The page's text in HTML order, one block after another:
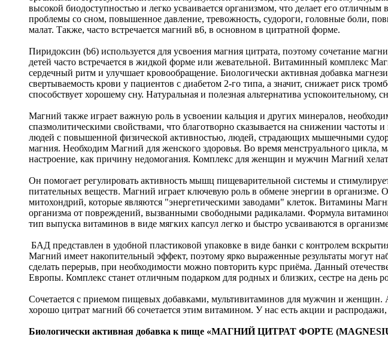
высокой биодоступностью и легко усваивается организмом, что делает его
проблемы со сном, повышенное давление, тревожность, судороги, головные боли,
малат. Также, часто встречается магний в6, в основном в цитратной форме.
Пиридоксин (b6) используется для усвоения магния цитрата, поэтому сочетание
детей часто встречается в жидкой форме или жевательной. Витаминный комплекс
сердечный ритм и улучшает кровообращение. Биологически активная добавка
свертываемость крови у пациентов с диабетом 2-го типа, а значит, снижает риск
способствует хорошему сну. Натуральная и полезная альтернатива успокоительному,
Магний также играет важную роль в усвоении кальция и других минералов,
спазмолитическими свойствами, что благотворно сказывается на снижении
людей с повышенной физической активностью, людей, страдающих мышечными
магния. Необходим Магний для женского здоровья. Во время менструального
настроение, как причину недомогания. Комплекс для женщин и мужчин Магний
Он помогает регулировать активность мышц пищеварительной системы и
питательных веществ. Магний играет ключевую роль в обмене энергии в
митохондрий, которые являются "энергетическими заводами" клеток. Витамины
организма от повреждений, вызванными свободными радикалами. Формула
тип выпуска витаминов в виде мягких капсул легко и быстро усваиваются в
БАД представлен в удобной пластиковой упаковке в виде банки с контролем
Магний имеет накопительный эффект, поэтому ярко выраженные результаты могут
сделать перерыв, при необходимости можно повторить курс приёма. Данный
Европы. Комплекс станет отличным подарком для родных и близких, сестре на день
Сочетается с приемом пищевых добавками, мультивитаминов для мужчин и женщин.
хорошо цитрат магний б6 сочетается этим витамином. У нас есть акции и
Биологически активная добавка к пище «МАГНИЙ ЦИТРАТ ФОРТЕ